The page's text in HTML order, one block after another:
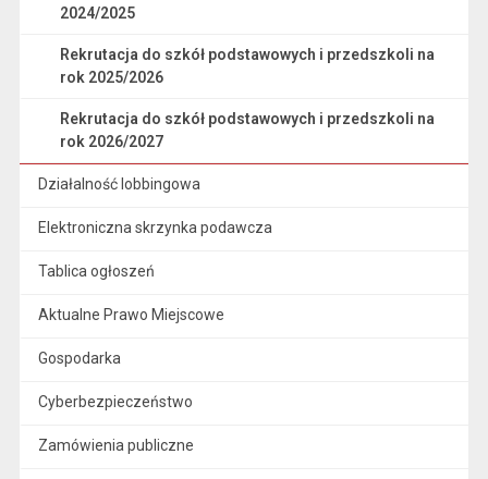
2024/2025
Rekrutacja do szkół podstawowych i przedszkoli na
rok 2025/2026
Rekrutacja do szkół podstawowych i przedszkoli na
rok 2026/2027
Działalność lobbingowa
Elektroniczna skrzynka podawcza
Tablica ogłoszeń
Aktualne Prawo Miejscowe
Gospodarka
Cyberbezpieczeństwo
Zamówienia publiczne